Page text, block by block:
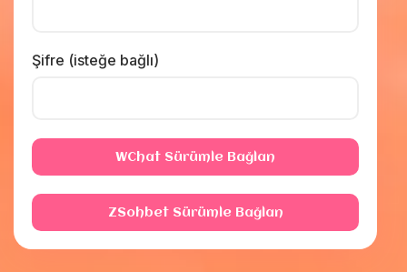
Şifre (isteğe bağlı)
WChat Sürümle Bağlan
ZSohbet Sürümle Bağlan